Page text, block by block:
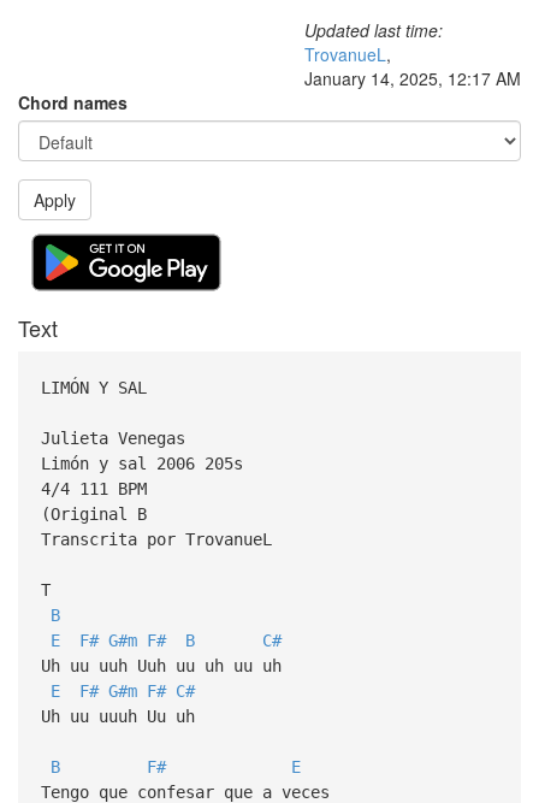
Updated last time:
TrovanueL,
January 14, 2025, 12:17 AM
Chord names
Apply
Text
LIMÓN Y SAL
Julieta Venegas
Limón y sal 2006 205s
4/4 111 BPM
(Original B
Transcrita por TrovanueL
T
B
E
F# G#m F# B
C#
Uh uu uuh Uuh uu uh uu uh
E
F# G#m F# C#
Uh uu uuuh Uu uh
B F#
E
Tengo que confesar que a veces